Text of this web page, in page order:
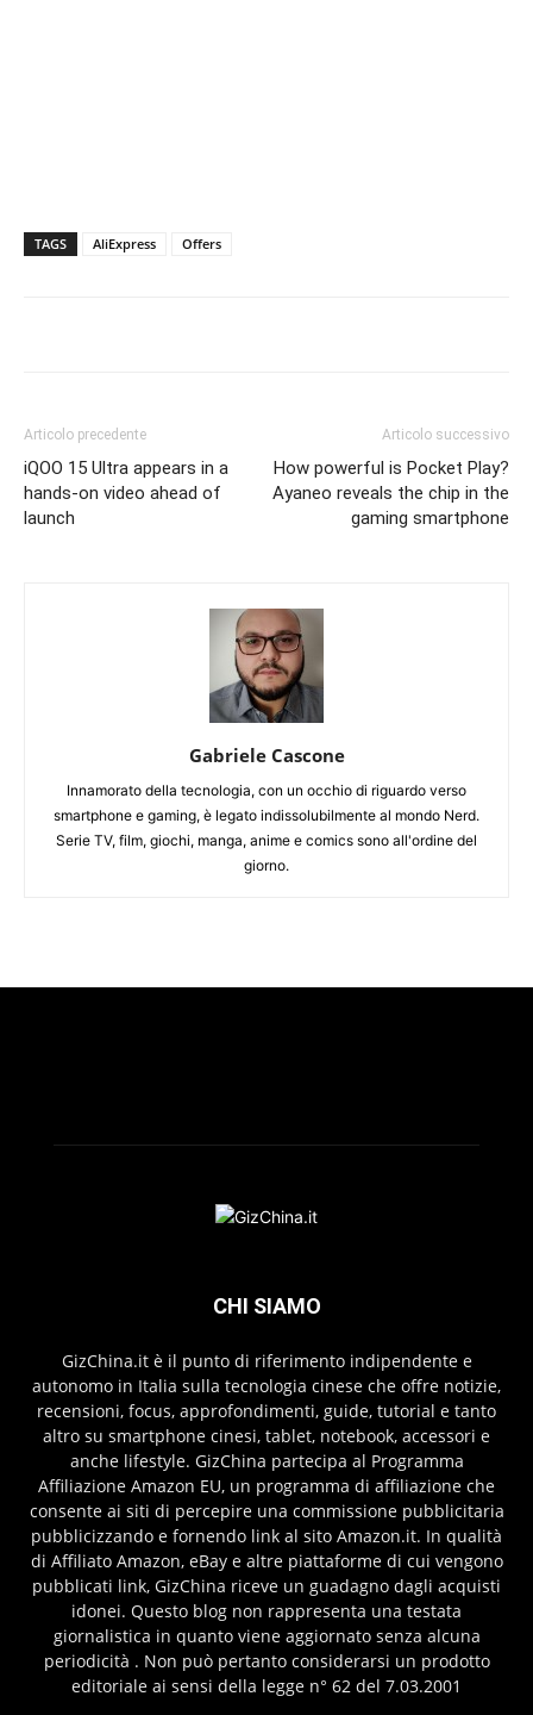
TAGS AliExpress Offers
Articolo precedente
iQOO 15 Ultra appears in a
hands-on video ahead of
launch
Articolo successivo
How powerful is Pocket Play?
Ayaneo reveals the chip in the
gaming smartphone
Gabriele Cascone
Innamorato della tecnologia, con un occhio di riguardo verso
smartphone e gaming, è legato indissolubilmente al mondo Nerd.
Serie TV, film, giochi, manga, anime e comics sono all'ordine del
giorno.
CHI SIAMO
GizChina.it è il punto di riferimento indipendente e
autonomo in Italia sulla tecnologia cinese che offre notizie,
recensioni, focus, approfondimenti, guide, tutorial e tanto
altro su smartphone cinesi, tablet, notebook, accessori e
anche lifestyle. GizChina partecipa al Programma
Affiliazione Amazon EU, un programma di affiliazione che
consente ai siti di percepire una commissione pubblicitaria
pubblicizzando e fornendo link al sito Amazon.it. In qualità
di Affiliato Amazon, eBay e altre piattaforme di cui vengono
pubblicati link, GizChina riceve un guadagno dagli acquisti
idonei. Questo blog non rappresenta una testata
giornalistica in quanto viene aggiornato senza alcuna
periodicità . Non può pertanto considerarsi un prodotto
editoriale ai sensi della legge n° 62 del 7.03.2001